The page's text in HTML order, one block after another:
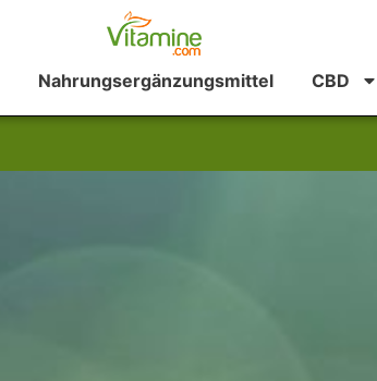
Nahrungsergänzungsmittel CBD